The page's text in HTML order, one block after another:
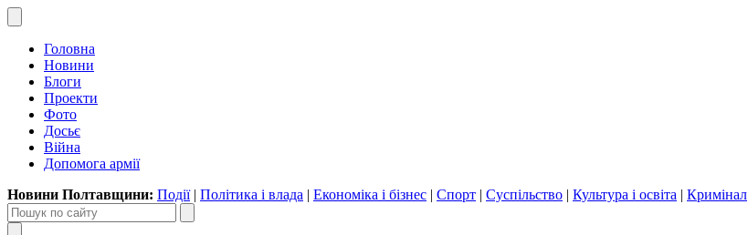
Головна
Новини
Блоги
Проекти
Фото
Досьє
Війна
Допомога армії
Новини Полтавщини: Події| Політика і влада | Економіка і бізнес | Спорт | Суспільство | Культура і освіта | Кримінал